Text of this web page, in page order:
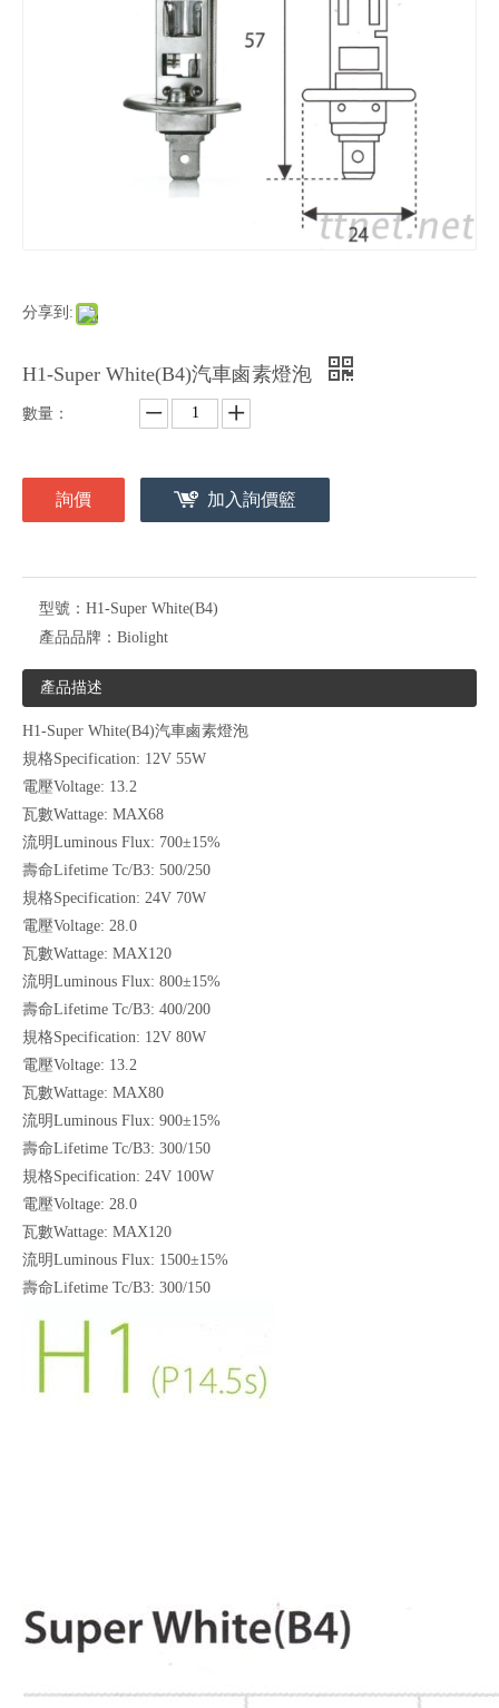
分享到:
H1-Super White(B4)汽車鹵素燈泡
數量：
詢價 加入詢價籃
型號： H1-Super White(B4)
產品品牌： Biolight
產品描述
H1-Super White(B4)汽車鹵素燈泡
規格Specification: 12V 55W
電壓Voltage: 13.2
瓦數Wattage: MAX68
流明Luminous Flux: 700±15%
壽命Lifetime Tc/B3: 500/250
規格Specification: 24V 70W
電壓Voltage: 28.0
瓦數Wattage: MAX120
流明Luminous Flux: 800±15%
壽命Lifetime Tc/B3: 400/200
規格Specification: 12V 80W
電壓Voltage: 13.2
瓦數Wattage: MAX80
流明Luminous Flux: 900±15%
壽命Lifetime Tc/B3: 300/150
規格Specification: 24V 100W
電壓Voltage: 28.0
瓦數Wattage: MAX120
流明Luminous Flux: 1500±15%
壽命Lifetime Tc/B3: 300/150